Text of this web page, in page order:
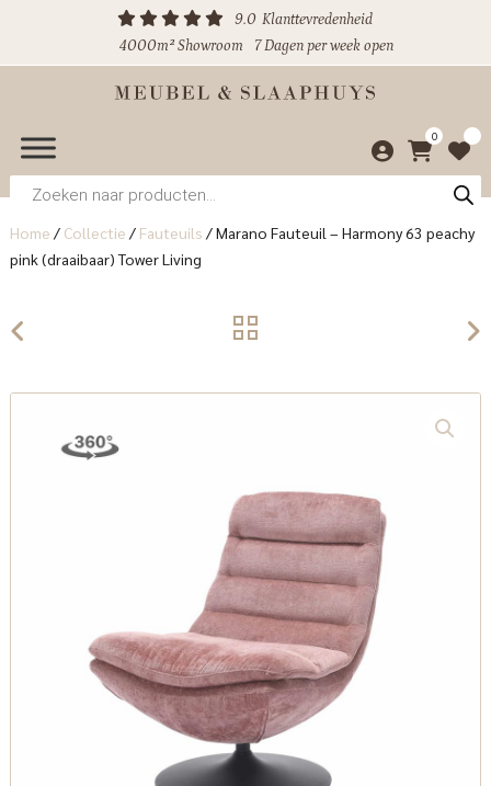
9.0 Klanttevredenheid
4000m² Showroom
7 Dagen per week open
0
Producten
zoeken
Home / Collectie / Fauteuils /Marano Fauteuil – Harmony 63 peachy
pink (draaibaar) Tower Living